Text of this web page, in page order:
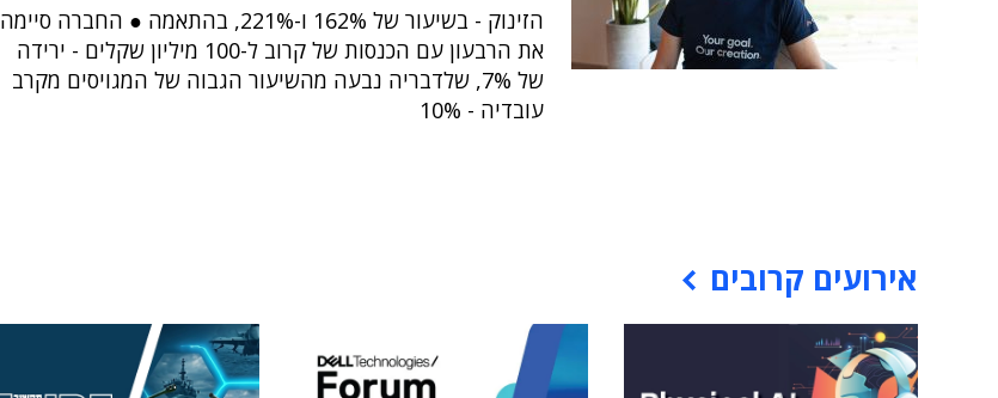
הזינוק - בשיעור של 162% ו-221%, בהתאמה ● החברה סיימה
את הרבעון עם הכנסות של קרוב ל-100 מיליון שקלים - ירידה
של 7%, שלדבריה נבעה מהשיעור הגבוה של המגויסים מקרב
עובדיה - 10%
אירועים קרובים